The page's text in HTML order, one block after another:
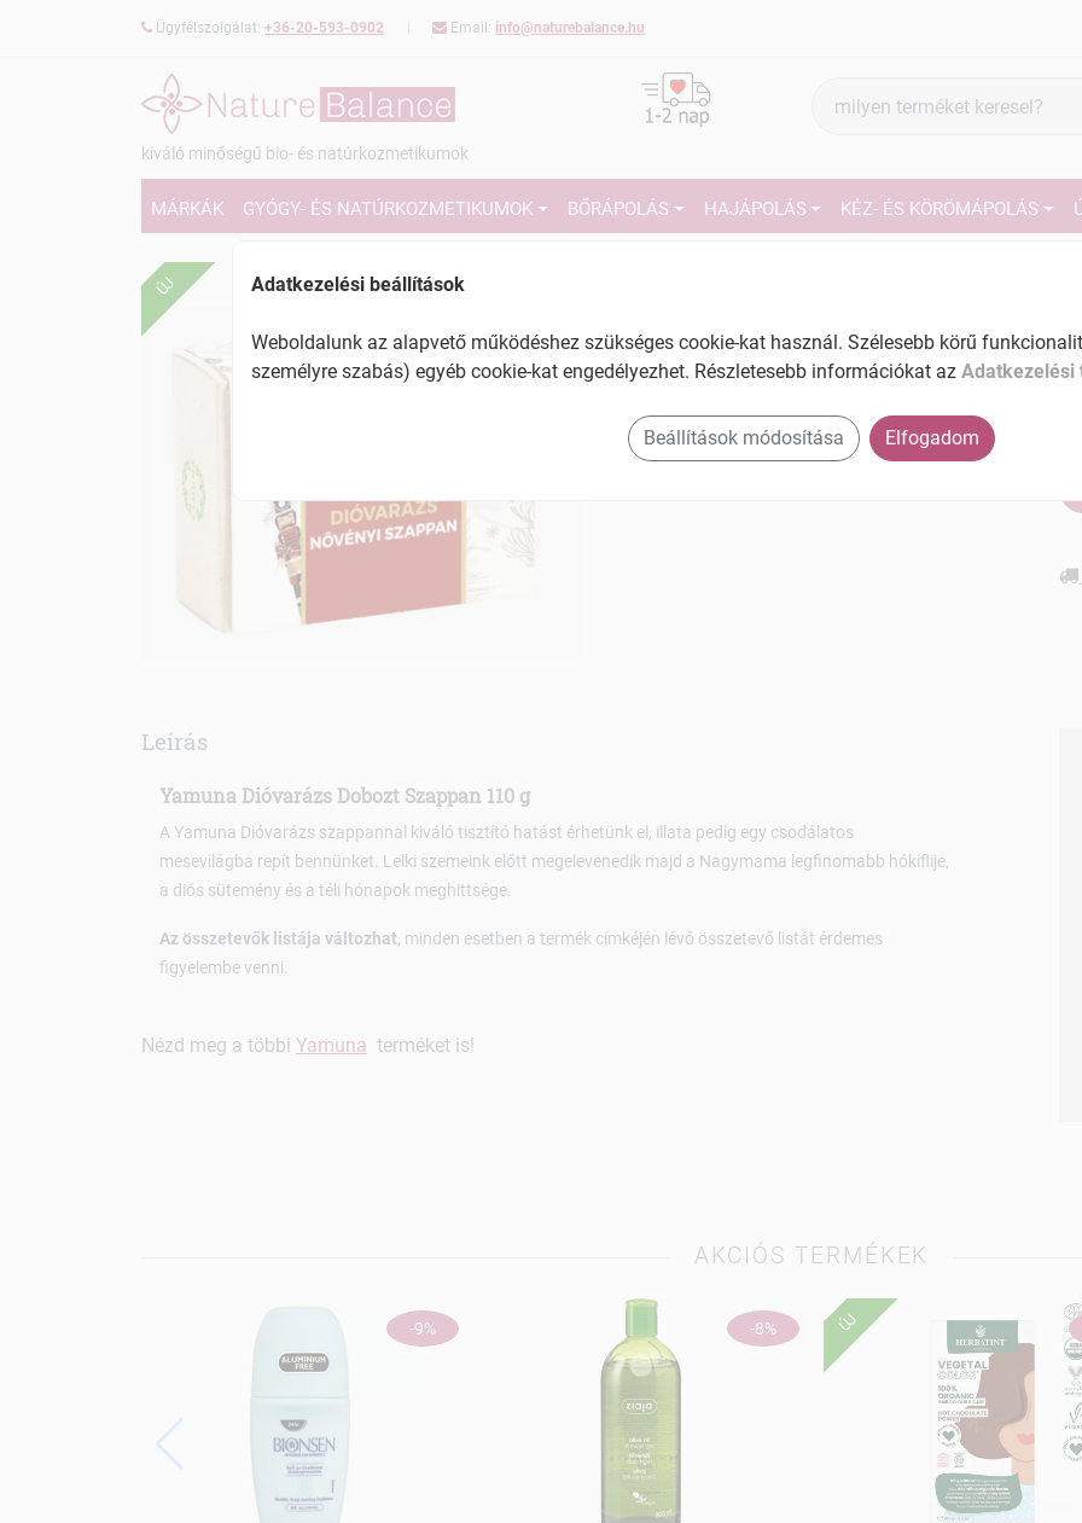
Ügyfélszolgálat: +36-20-593-0902 Email: info@naturebalance.hu
kiváló minőségű bio- és natúrkozmetikumok
keresés
MÁRKÁK GYÓGY- ÉS NATÚRKOZMETIKUMOK BŐRÁPOLÁS HAJÁPOLÁS KÉZ- ÉS KÖRÖMÁPOLÁS
ÚJ
szappan 110 g
Tartalom: 110 g
Leírás
Yamuna Dióvarázs Dobozt Szappan 110 g
A Yamuna Dióvarázs szappannal kiváló tisztító hatást érhetünk el, illata pedig egy csodálatos
mesevilágba repít bennünket. Lelki szemeink előtt megelevenedik majd a Nagymama legfinomabb hókiflije,
a diós sütemény és a téli hónapok meghittsége.
Az összetevők listája változhat, minden esetben a termék címkéjén lévő összetevő listát érdemes
figyelembe venni.
Nézd meg a többi Yamuna terméket is!
AKCIÓS TERMÉKEK
-9% -8% ÚJ
Adatkezelési beállítások
Weboldalunk az alapvető működéshez szükséges cookie-kat használ. Szélesebb körű
személyre szabás) egyéb cookie-kat engedélyezhet. Részletesebb információkat az Adatkezelési
Beállítások módosítása Elfogadom